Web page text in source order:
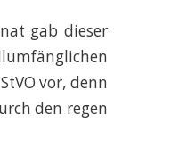
gab dieser
vor, denn
den regen